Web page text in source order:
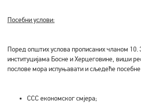
Посебни услови:
Поред општих услова прописаних чланом 10.
институцијама Босне и Херцеговине, виши
послове мора испуњавати и сљедеће посебне
ССС економског смјера;